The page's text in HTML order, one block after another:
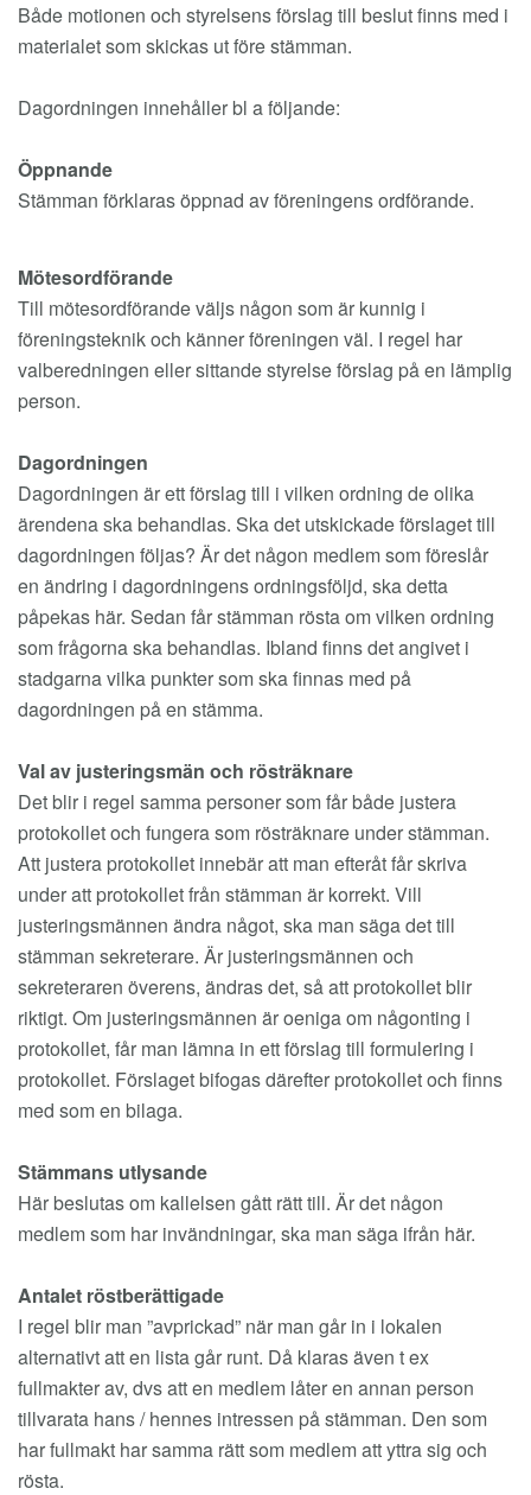
Både motionen och styrelsens förslag till beslut finns med i
materialet som skickas ut före stämman.
Dagordningen innehåller bl a följande:
Öppnande
Stämman förklaras öppnad av föreningens ordförande.
Mötesordförande
Till mötesordförande väljs någon som är kunnig i
föreningsteknik och känner föreningen väl. I regel har
valberedningen eller sittande styrelse förslag på en lämplig
person.
Dagordningen
Dagordningen är ett förslag till i vilken ordning de olika
ärendena ska behandlas. Ska det utskickade förslaget till
dagordningen följas? Är det någon medlem som föreslår
en ändring i dagordningens ordningsföljd, ska detta
påpekas här. Sedan får stämman rösta om vilken ordning
som frågorna ska behandlas. Ibland finns det angivet i
stadgarna vilka punkter som ska finnas med på
dagordningen på en stämma.
Val av justeringsmän och rösträknare
Det blir i regel samma personer som får både justera
protokollet och fungera som rösträknare under stämman.
Att justera protokollet innebär att man efteråt får skriva
under att protokollet från stämman är korrekt. Vill
justeringsmännen ändra något, ska man säga det till
stämman sekreterare. Är justeringsmännen och
sekreteraren överens, ändras det, så att protokollet blir
riktigt. Om justeringsmännen är oeniga om någonting i
protokollet, får man lämna in ett förslag till formulering i
protokollet. Förslaget bifogas därefter protokollet och finns
med som en bilaga.
Stämmans utlysande
Här beslutas om kallelsen gått rätt till. Är det någon
medlem som har invändningar, ska man säga ifrån här.
Antalet röstberättigade
I regel blir man ”avprickad” när man går in i lokalen
alternativt att en lista går runt. Då klaras även t ex
fullmakter av, dvs att en medlem låter en annan person
tillvarata hans / hennes intressen på stämman. Den som
har fullmakt har samma rätt som medlem att yttra sig och
rösta.